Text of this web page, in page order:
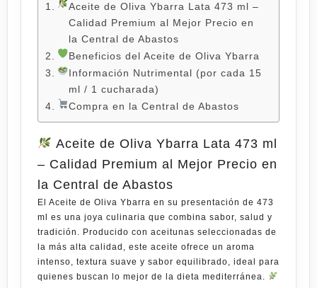
Aceite de Oliva Ybarra Lata 473 ml –
Calidad Premium al Mejor Precio en
la Central de Abastos
Beneficios del Aceite de Oliva Ybarra
Información Nutrimental (por cada 15
ml / 1 cucharada)
Compra en la Central de Abastos
Aceite de Oliva Ybarra Lata 473 ml
– Calidad Premium al Mejor Precio en
la Central de Abastos
El Aceite de Oliva Ybarra en su presentación de 473
ml
es una joya culinaria que combina sabor, salud y
tradición . Producido con aceitunas seleccionadas de
la más alta calidad, este aceite ofrece un aroma
intenso, textura suave y sabor equilibrado, ideal para
quienes buscan lo mejor de la dieta mediterránea.